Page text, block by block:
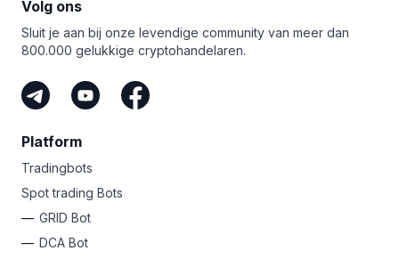
cryptobeurzen simpelweg niet aan kunnen tippen. Van
smart orderszoals Scaled en TWAP tot trading bots
zoalsGRID,DCAenCOMBOfutures, je hebt een fortuin
Meld je vandaag nog aan bij Bitsgap
proefperiode van zeven dagen en test
de geavanceerde GRID bot!
Volg ons
Sluit je aan bij onze levendige community van meer dan
800.000 gelukkige cryptohandelaren.
Platform
Tradingbots
Spot trading Bots
GRID Bot
DCA Bot